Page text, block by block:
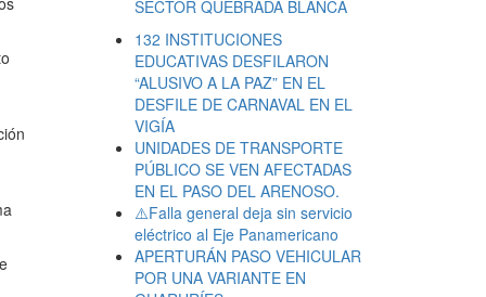
SECTOR QUEBRADA BLANCA
132 INSTITUCIONES
EDUCATIVAS DESFILARON
“ALUSIVO A LA PAZ” EN EL
DESFILE DE CARNAVAL EN EL
VIGÍA
UNIDADES DE TRANSPORTE
PÚBLICO SE VEN AFECTADAS
EN EL PASO DEL ARENOSO.
⚠️Falla general deja sin servicio
eléctrico al Eje Panamericano
APERTURÁN PASO VEHICULAR
POR UNA VARIANTE EN